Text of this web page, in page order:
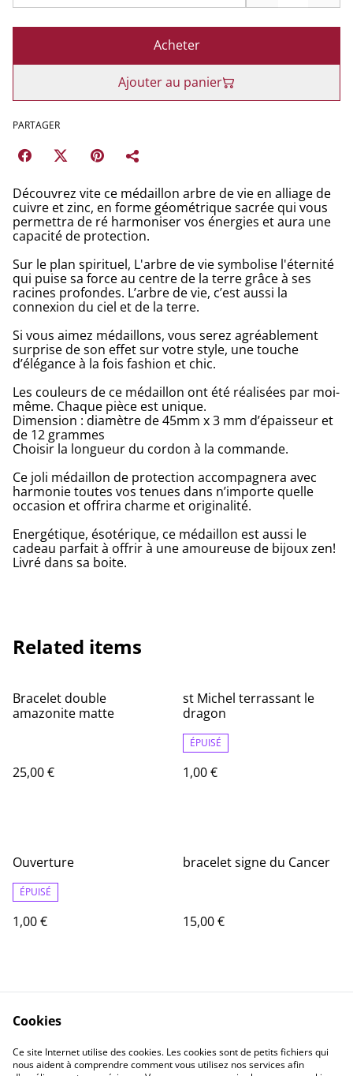
Acheter
Ajouter au panier
PARTAGER
Découvrez vite ce médaillon arbre de vie en alliage de
cuivre et zinc, en forme géométrique sacrée qui vous
permettra de ré harmoniser vos énergies et aura une
capacité de protection.
Sur le plan spirituel, L'arbre de vie symbolise l'éternité
qui puise sa force au centre de la terre grâce à ses
racines profondes. L’arbre de vie, c’est aussi la
connexion du ciel et de la terre.
Si vous aimez médaillons, vous serez agréablement
surprise de son effet sur votre style, une touche
d’élégance à la fois fashion et chic.
Les couleurs de ce médaillon ont été réalisées par moi-
même. Chaque pièce est unique.
Dimension : diamètre de 45mm x 3 mm d’épaisseur et
de 12 grammes
Choisir la longueur du cordon à la commande.
Ce joli médaillon de protection accompagnera avec
harmonie toutes vos tenues dans n’importe quelle
occasion et offrira charme et originalité.
Energétique, ésotérique, ce médaillon est aussi le
cadeau parfait à offrir à une amoureuse de bijoux zen!
Livré dans sa boite.
Related items
Bracelet double
amazonite matte
25,00 €
st Michel terrassant le
dragon
ÉPUISÉ
1,00 €
Ouverture
ÉPUISÉ
1,00 €
bracelet signe du Cancer
15,00 €
Contact
Informations Légale
Cookies
Ce site Internet utilise des cookies. Les cookies sont de petits fichiers qui
nous aident à comprendre comment vous utilisez nos services afin